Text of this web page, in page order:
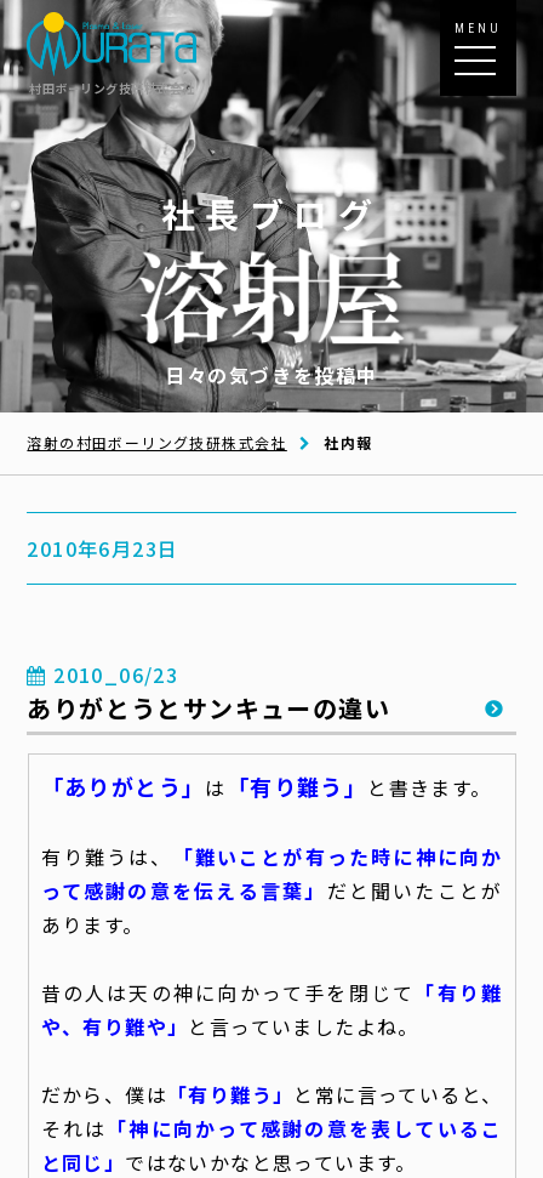
村田ボーリング技研株式会社
MENU
社長ブログ
日々の気づきを投稿中
溶射の村田ボーリング技研株式会社 社内報
2010年6月23日
2010_06/23
ありがとうとサンキューの違い
「ありがとう」 は 「有り難う」 と書きます。
有り難うは、
「難いことが有った時に神に向か
って感謝の意を伝える言葉」 だと聞いたことが
あります。
昔の人は天の神に向かって手を閉じて 「有り難
や、有り難や」 と言っていましたよね。
だから、僕は 「有り難う」 と常に言っていると、
それは 「神に向かって感謝の意を表しているこ
と同じ」 ではないかな と思っています。